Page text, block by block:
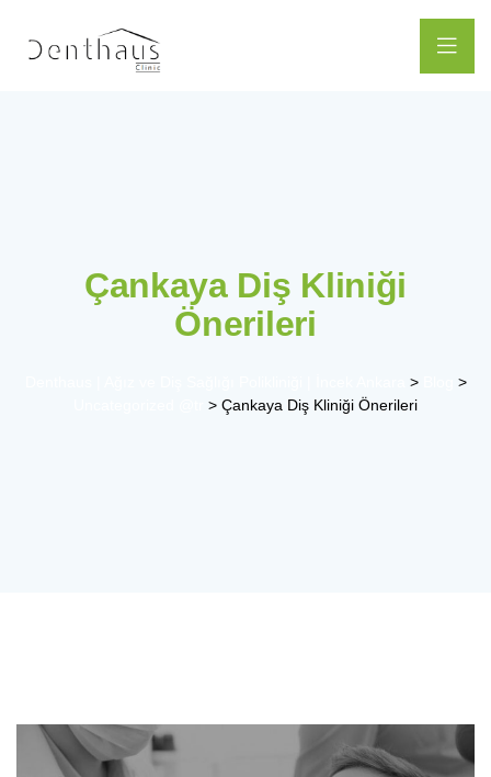
Çankaya Diş Kliniği
Önerileri
>
>
> Çankaya Diş Kliniği Önerileri